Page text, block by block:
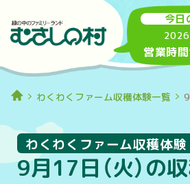
今日
営業時間
わくわくファーム収穫体験一覧
9月17日（火）の
わくわくファーム収穫体験